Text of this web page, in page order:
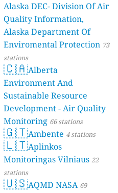
Alaska DEC- Division Of Air
Quality Information,
Alaska Department Of
Enviromental Protection 73
stations
🇨🇦Alberta
Environment And
Sustainable Resource
Development - Air Quality
Monitoring 66 stations
🇬🇹Ambente 4 stations
🇱🇹Aplinkos
Monitoringas Vilniaus 22
stations
🇺🇸AQMD NASA 69